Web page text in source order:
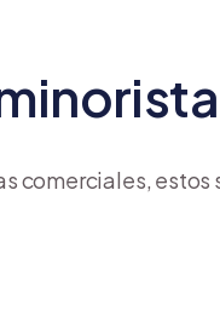
comerciales, estos